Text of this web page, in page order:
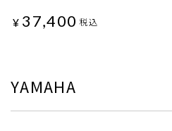
¥ 37,400 税込
YAMAHA